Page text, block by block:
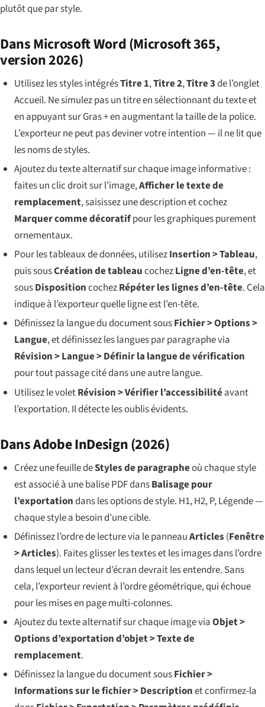
plutôt que par style.
Dans Microsoft Word (Microsoft 365,
version 2026)
Utilisez les styles intégrésTitre 1,Titre 2,Titre 3de l’onglet
Accueil. Ne simulez pas un titre en sélectionnant du texte et
en appuyant sur Gras + en augmentant la taille de la police.
L’exporteur ne peut pas deviner votre intention — il ne lit que
les noms de styles.
Ajoutez du texte alternatif sur chaque image informative :
faites un clic droit sur l’image,Afficher le texte de
remplacement, saisissez une description et cochez
Marquer comme décoratifpour les graphiques purement
ornementaux.
Pour les tableaux de données, utilisezInsertion > Tableau,
puis sousCréation de tableaucochezLigne d’en-tête, et
sousDispositioncochezRépéter les lignes d’en-tête. Cela
indique à l’exporteur quelle ligne est l’en-tête.
Définissez la langue du document sousFichier > Options >
Langue, et définissez les langues par paragraphe via
Révision > Langue > Définir la langue de vérification
pour tout passage cité dans une autre langue.
Utilisez le voletRévision > Vérifier l’accessibilitéavant
l’exportation. Il détecte les oublis évidents.
Dans Adobe InDesign (2026)
Créez une feuille deStyles de paragrapheoù chaque style
est associé à une balise PDF dansBalisage pour
l’exportationdans les options de style. H1, H2, P, Légende —
chaque style a besoin d’une cible.
Définissez l’ordre de lecture via le panneauArticles (Fenêtre
> Articles). Faites glisser les textes et les images dans l’ordre
dans lequel un lecteur d’écran devrait les entendre. Sans
cela, l’exporteur revient à l’ordre géométrique, qui échoue
pour les mises en page multi-colonnes.
Ajoutez du texte alternatif sur chaque image viaObjet >
Options d’exportation d’objet > Texte de
remplacement.
Définissez la langue du document sousFichier >
Informations sur le fichier > Descriptionet confirmez-la